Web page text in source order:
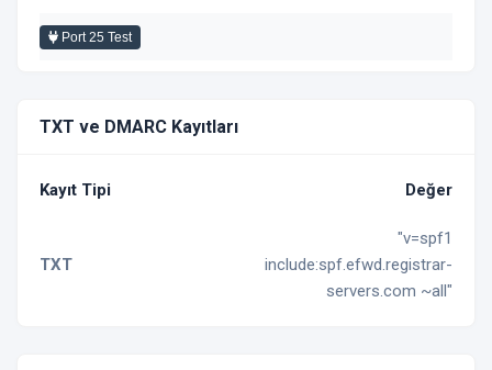
Port 25 Test
TXT ve DMARC Kayıtları
Kayıt Tipi Değer
TXT
"v=spf1
include:spf.efwd.registrar-
servers.com ~all"